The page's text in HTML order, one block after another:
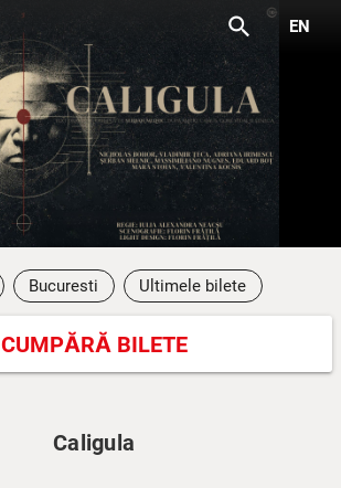
search EN
Bucuresti Ultimele bilete
CUMPĂRĂ BILETE
Caligula